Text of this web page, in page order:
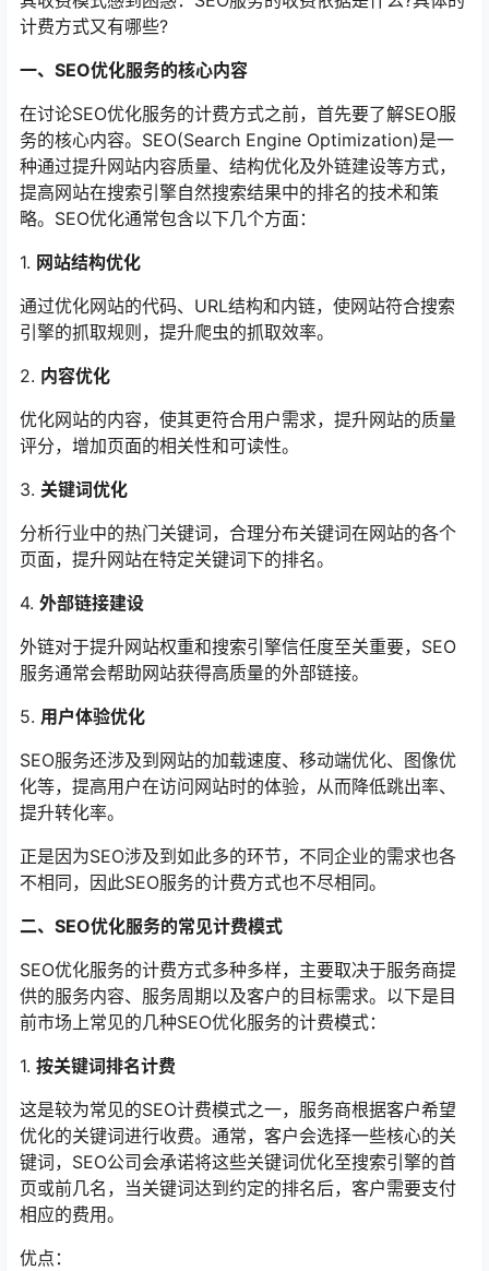
计费方式又有哪些?
一、SEO优化服务的核心内容
在讨论SEO优化服务的计费方式之前，首先要了解SEO服
务的核心内容。SEO(Search Engine Optimization)是一
种通过提升网站内容质量、结构优化及外链建设等方式，
提高网站在搜索引擎自然搜索结果中的排名的技术和策
略。SEO优化通常包含以下几个方面：
1. 网站结构优化
通过优化网站的代码、URL结构和内链，使网站符合搜索
引擎的抓取规则，提升爬虫的抓取效率。
2. 内容优化
优化网站的内容，使其更符合用户需求，提升网站的质量
评分，增加页面的相关性和可读性。
3. 关键词优化
分析行业中的热门关键词，合理分布关键词在网站的各个
页面，提升网站在特定关键词下的排名。
4. 外部链接建设
外链对于提升网站权重和搜索引擎信任度至关重要，SEO
服务通常会帮助网站获得高质量的外部链接。
5. 用户体验优化
SEO服务还涉及到网站的加载速度、移动端优化、图像优
化等，提高用户在访问网站时的体验，从而降低跳出率、
提升转化率。
正是因为SEO涉及到如此多的环节，不同企业的需求也各
不相同，因此SEO服务的计费方式也不尽相同。
二、SEO优化服务的常见计费模式
SEO优化服务的计费方式多种多样，主要取决于服务商提
供的服务内容、服务周期以及客户的目标需求。以下是目
前市场上常见的几种SEO优化服务的计费模式：
1. 按关键词排名计费
这是较为常见的SEO计费模式之一，服务商根据客户希望
优化的关键词进行收费。通常，客户会选择一些核心的关
键词，SEO公司会承诺将这些关键词优化至搜索引擎的首
页或前几名，当关键词达到约定的排名后，客户需要支付
相应的费用。
优点：